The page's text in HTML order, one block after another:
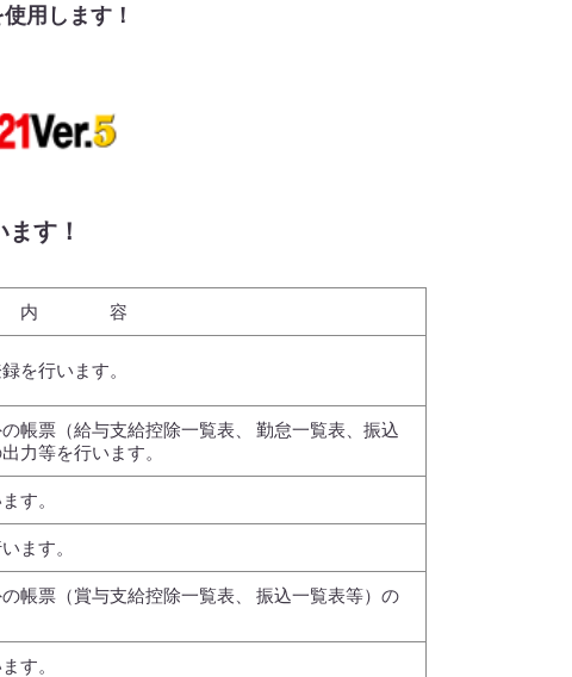
用します！
す！
内 容
を行います。
帳票（給与支給控除一覧表、 勤怠一覧表、振込
力等を行います。
す。
ます。
帳票（賞与支給控除一覧表、 振込一覧表等）の
す。